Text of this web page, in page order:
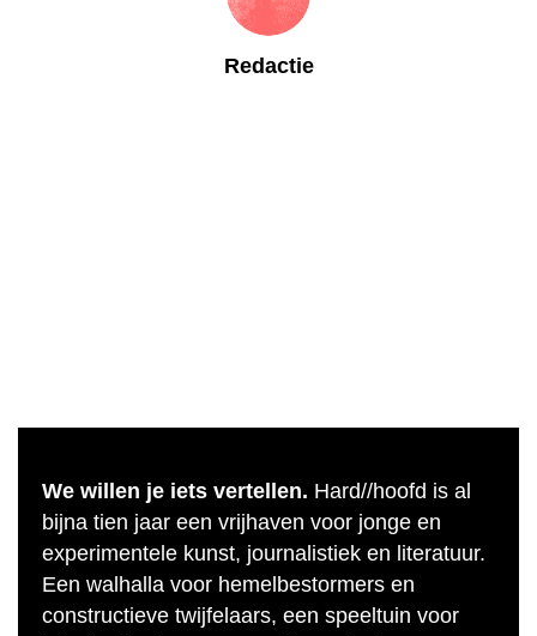
Redactie
We willen je iets vertellen. Hard//hoofd is al
bijna tien jaar een vrijhaven voor jonge en
experimentele kunst, journalistiek en literatuur.
Een walhalla voor hemelbestormers en
constructieve twijfelaars, een speeltuin voor